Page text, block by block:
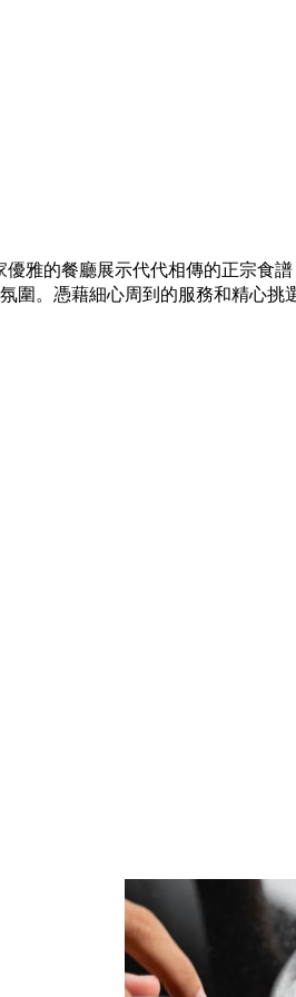
雅的餐廳展示代代相傳的正宗食
。憑藉細心周到的服務和精心挑